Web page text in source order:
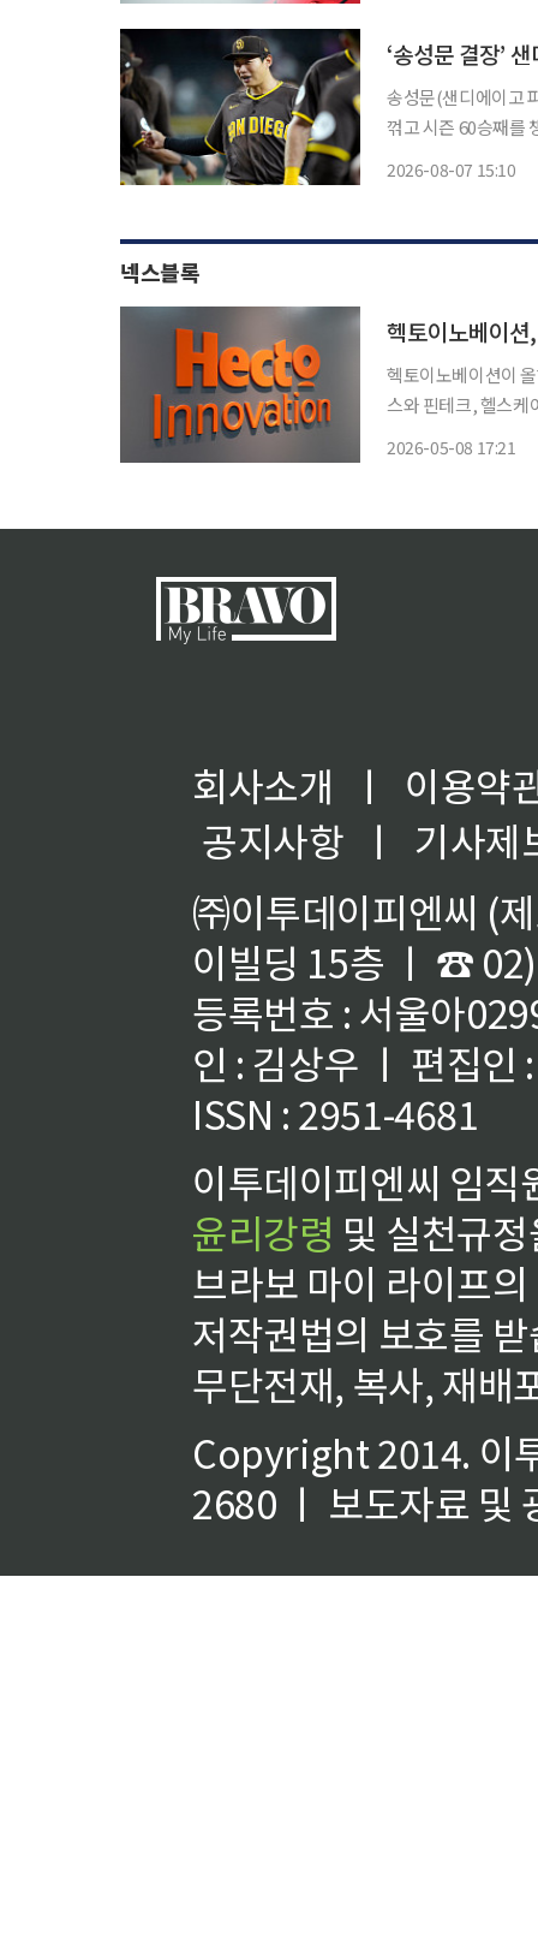
‘송성문 결장’
송성문(샌디에이고
꺾고 시즌 60승째를 챙
2026-08-07 15:10
넥스블록
헥토이노베이
헥토이노베이션이
스와 핀테크, 헬스케
2026-05-08 17:21
회사소개 ㅣ
이용약
공지사항
ㅣ
기사제
㈜이투데이피엔씨 (
이빌딩 15층 ㅣ ☎
등록번호 : 서울아
인 : 김상우 ㅣ 편집인
ISSN : 2951-4681
이투데이피엔씨 임
윤리강령 및 실천규
브라보 마이 라이프
저작권법의 보호를
무단전재, 복사, 재배
Copyright 2014. 이
2680 ㅣ 보도자료